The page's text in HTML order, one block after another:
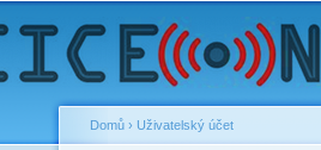
Domů › Uživatelský účet